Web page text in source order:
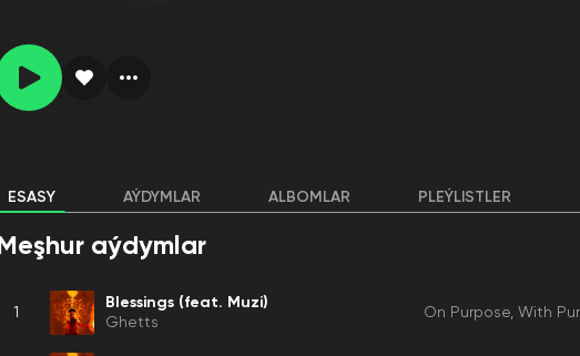
ESASY AÝDYMLAR ALBOMLAR PLEÝLISTLER
Meşhur aýdymlar
1
Blessings (feat. Muzi)
Ghetts